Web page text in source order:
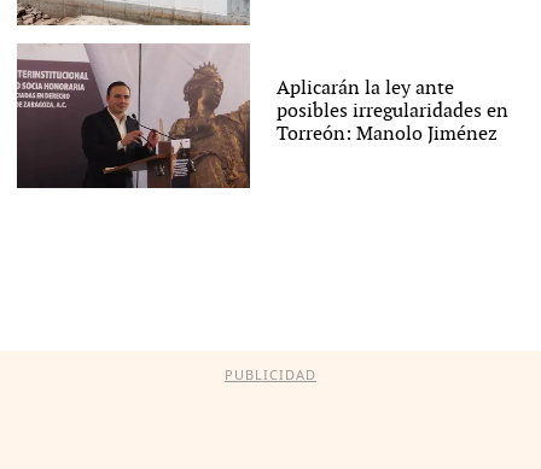
Aplicarán la ley ante
posibles irregularidades en
Torreón: Manolo Jiménez
PUBLICIDAD